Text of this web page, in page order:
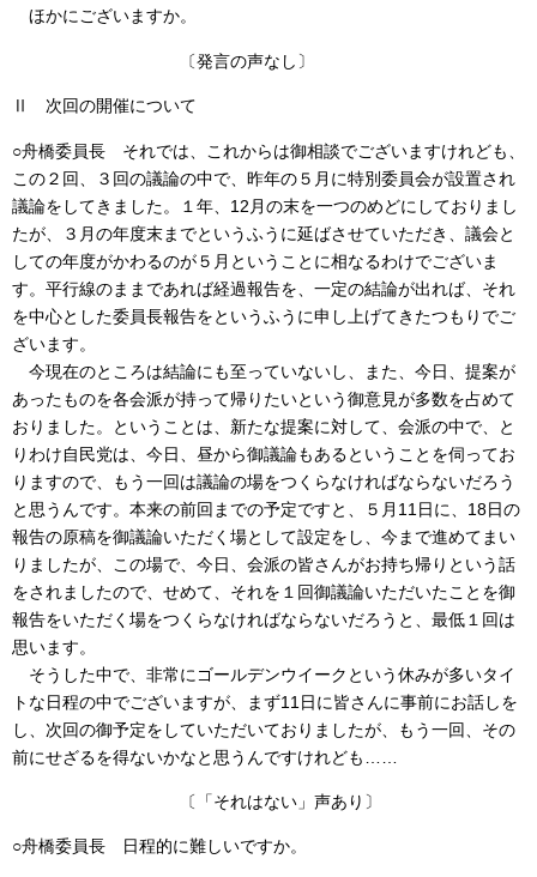
ほかにございますか。
〔発言の声なし〕
Ⅱ 次回の開催について
○舟橋委員長 それでは、これからは御相談でございますけれども、
この２回、３回の議論の中で、昨年の５月に特別委員会が設置され
議論をしてきました。１年、12月の末を一つのめどにしておりまし
たが、３月の年度末までというふうに延ばさせていただき、議会と
しての年度がかわるのが５月ということに相なるわけでございま
す。平行線のままであれば経過報告を、一定の結論が出れば、それ
を中心とした委員長報告をというふうに申し上げてきたつもりでご
ざいます。
今現在のところは結論にも至っていないし、また、今日、提案が
あったものを各会派が持って帰りたいという御意見が多数を占めて
おりました。ということは、新たな提案に対して、会派の中で、と
りわけ自民党は、今日、昼から御議論もあるということを伺ってお
りますので、もう一回は議論の場をつくらなければならないだろう
と思うんです。本来の前回までの予定ですと、５月11日に、18日の
報告の原稿を御議論いただく場として設定をし、今まで進めてまい
りましたが、この場で、今日、会派の皆さんがお持ち帰りという話
をされましたので、せめて、それを１回御議論いただいたことを御
報告をいただく場をつくらなければならないだろうと、最低１回は
思います。
そうした中で、非常にゴールデンウイークという休みが多いタイ
トな日程の中でございますが、まず11日に皆さんに事前にお話しを
し、次回の御予定をしていただいておりましたが、もう一回、その
前にせざるを得ないかなと思うんですけれども……
〔「それはない」声あり〕
○舟橋委員長 日程的に難しいですか。